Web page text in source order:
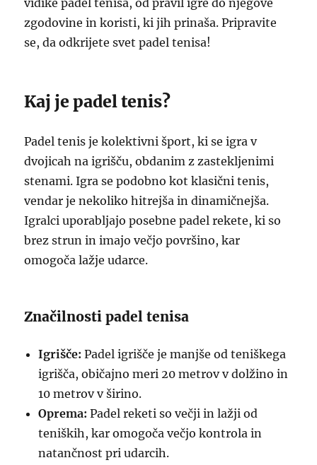
vidike padel tenisa, od pravil igre do njegove
zgodovine in koristi, ki jih prinaša. Pripravite
se, da odkrijete svet padel tenisa!
Kaj je padel tenis?
Padel tenis je kolektivni šport, ki se igra v
dvojicah na igrišču, obdanim z zastekljenimi
stenami. Igra se podobno kot klasični tenis,
vendar je nekoliko hitrejša in dinamičnejša.
Igralci uporabljajo posebne padel rekete, ki so
brez strun in imajo večjo površino, kar
omogoča lažje udarce.
Značilnosti padel tenisa
Igrišče: Padel igrišče je manjše od teniškega
igrišča, običajno meri 20 metrov v dolžino in
10 metrov v širino.
Oprema: Padel reketi so večji in lažji od
teniških, kar omogoča večjo kontrola in
natančnost pri udarcih.